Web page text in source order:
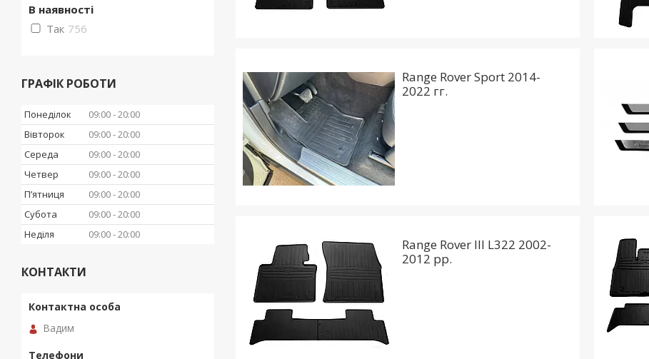
Range Rover Sport 2014-
2022 гг.
Range Rover III L322 2002-
2012 рр.
В наявності
Так 756
ГРАФІК РОБОТИ
Понеділок 09:00 20:00
Вівторок
09:00 20:00
Середа
09:00 20:00
Четвер
09:00 20:00
Пʼятниця
09:00 20:00
Субота
09:00 20:00
Неділя
09:00 20:00
КОНТАКТИ
Вадим